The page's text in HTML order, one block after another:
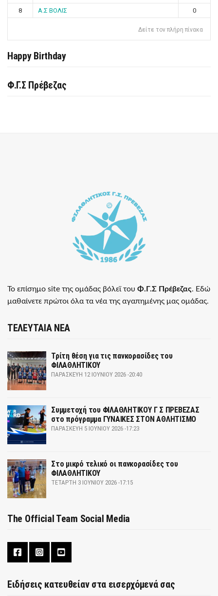
8
Α.Σ ΒΟΛΙΣ 0
Δείτε τον πλήρη πίνακα
Happy Birthday
Φ.Γ.Σ Πρέβεζας
Το επίσημο site της ομάδας βόλεϊ του Φ.Γ.Σ Πρέβεζας. Εδώ
μαθαίνετε πρώτοι όλα τα νέα της αγαπημένης μας ομάδας.
ΤΕΛΕΥΤΑΙΑ ΝΕΑ
Τρίτη θέση για τις πανκορασίδες του
ΦΙΛΑΘΛΗΤΙΚΟΥ
ΠΑΡΑΣΚΕΥΉ 12 ΙΟΥΝΊΟΥ 2026 -20:40
Συμμετοχή του ΦΙΛΑΘΛΗΤΙΚΟΥ Γ Σ ΠΡΕΒΕΖΑΣ
στο πρόγραμμα ΓΥΝΑΙΚΕΣ ΣΤΟΝ ΑΘΛΗΤΙΣΜΟ
ΠΑΡΑΣΚΕΥΉ 5 ΙΟΥΝΊΟΥ 2026 -17:23
Στο μικρό τελικό οι πανκορασίδες του
ΦΙΛΑΘΛΗΤΙΚΟΥ
ΤΕΤΆΡΤΗ 3 ΙΟΥΝΊΟΥ 2026 -17:15
The Official Team Social Media
Ειδήσεις κατευθείαν στα εισερχόμενά σας